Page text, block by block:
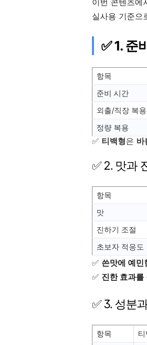
실사용 기준으
✅ 1. 준
항목
준비 시간
외출/직장 복용
정량 복용
✅ 티백형은 바
✅ 2. 맛과
항목
맛
진하기 조절
초보자 적응도
✅ 쓴맛에 예민
✅ 진한 효과를
✅ 3. 성분
항목